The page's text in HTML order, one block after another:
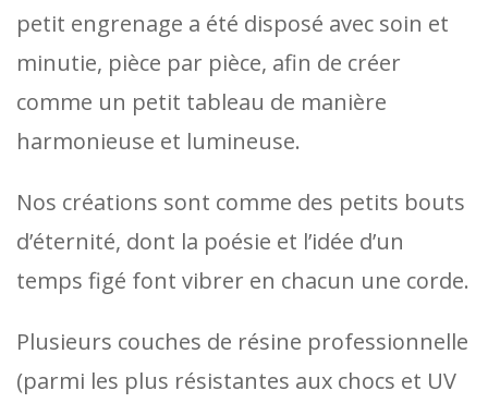
petit engrenage a été disposé avec soin et
minutie, pièce par pièce, afin de créer
comme un petit tableau de manière
harmonieuse et lumineuse.
Nos créations sont comme des petits bouts
d’éternité, dont la poésie et l’idée d’un
temps figé font vibrer en chacun une corde.
Plusieurs couches de résine professionnelle
(parmi les plus résistantes aux chocs et UV